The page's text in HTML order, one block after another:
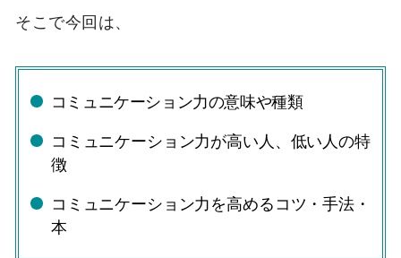
そこで今回は、
コミュニケーション力の意味や種類
コミュニケーション力が高い人、低い人の特
徴
コミュニケーション力を高めるコツ・手法・
本